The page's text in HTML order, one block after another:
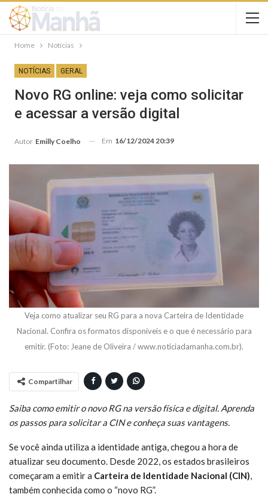
Home Notícias
NOTÍCIAS GERAL
Novo RG online: veja como solicitar
e acessar a versão digital
Autor Emilly Coelho Em 16/12/2024 20:39
Veja como atualizar seu RG para a nova Carteira de Identidade
Nacional. Confira os formatos disponíveis e o que é necessário para
emitir. (Foto: Jeane de Oliveira / www.noticiadamanha.com.br).
Compartilhar
Saiba como emitir o novo RG na versão física e digital. Aprenda
os passos para solicitar a CIN e conheça suas vantagens.
Se você ainda utiliza a identidade antiga, chegou a hora de
atualizar seu documento. Desde 2022, os estados brasileiros
começaram a emitir a Carteira de Identidade Nacional (CIN),
também conhecida como o “novo RG”.